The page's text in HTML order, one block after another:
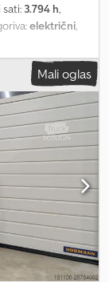
sati: 3.794 h,
električni,
mm, boja:ostalo,
električno
strana,
ISM
tehnička
Mali oglas